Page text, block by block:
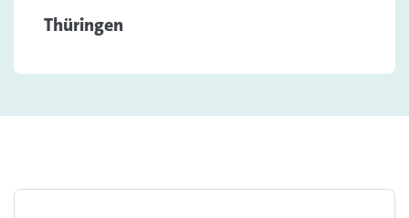
Thüringen